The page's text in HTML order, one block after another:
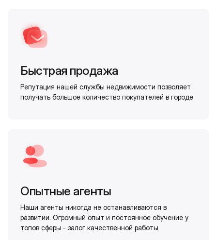
Быстрая продажа
Репутация нашей службы недвижимости позволяет
получать большое количество покупателей в городе
Опытные агенты
Наши агенты никогда не останавливаются в
развитии. Огромный опыт и постоянное обучение у
топов сферы - залог качественной работы